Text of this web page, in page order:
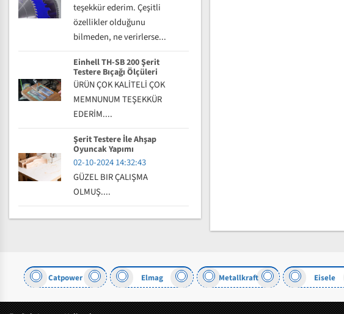
teşekkür ederim. Çeşitli
özellikler olduğunu
bilmeden, ne verirlerse...
Einhell TH-SB 200 Şerit
Testere Bıçağı Ölçüleri
ÜRÜN ÇOK KALİTELİ ÇOK
MEMNUNUM TEŞEKKÜR
EDERİM....
Şerit Testere İle Ahşap
Oyuncak Yapımı
02-10-2024 14:32:43
GÜZEL BIR ÇALIŞMA
OLMUŞ....
Catpower Elmag Metallkraft Eisele